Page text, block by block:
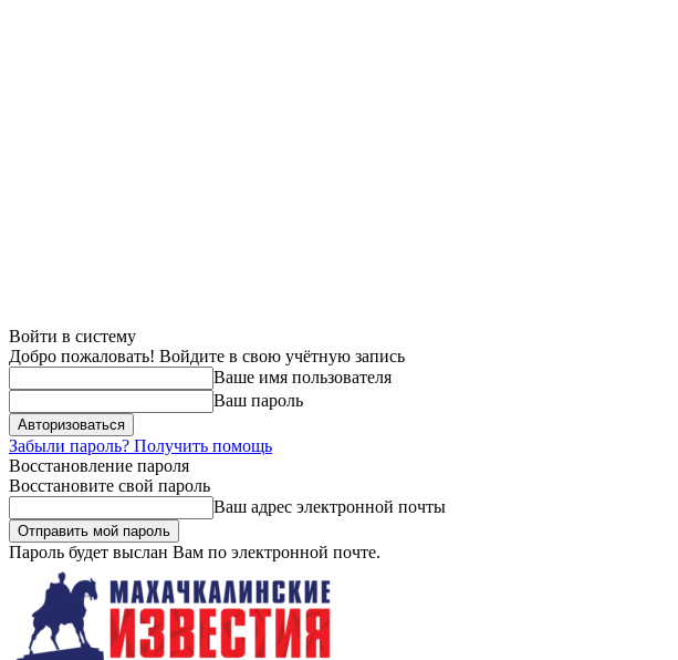
Войти в систему
Добро пожаловать! Войдите в свою учётную запись
Ваше имя пользователя
Ваш пароль
Забыли пароль? Получить помощь
Восстановление пароля
Восстановите свой пароль
Ваш адрес электронной почты
Пароль будет выслан Вам по электронной почте.